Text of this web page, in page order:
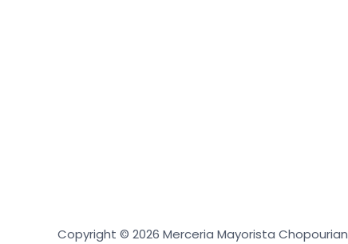
Copyright © 2026 Merceria Mayorista Chopourian